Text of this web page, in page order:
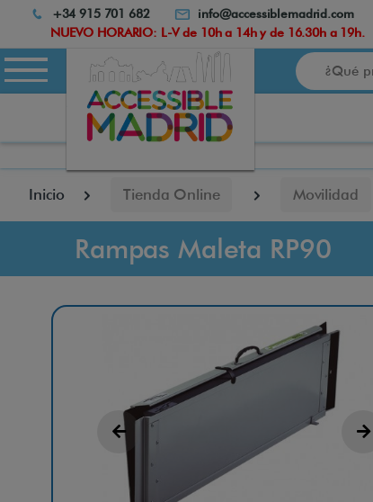
Atención:
sitio
cuenta
con
de
Control-
el
+34 915 701 682 info@accessiblemadrid.com
NUEVO HORARIO: L-V de 10h a 14h y de 16.30h a 19h.
Buscar
Inicio Tienda Online Movilidad
Rampas Maleta RP90